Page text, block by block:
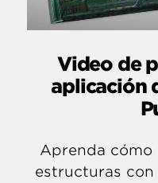
Video de
aplicación
Aprenda cómo
estructuras